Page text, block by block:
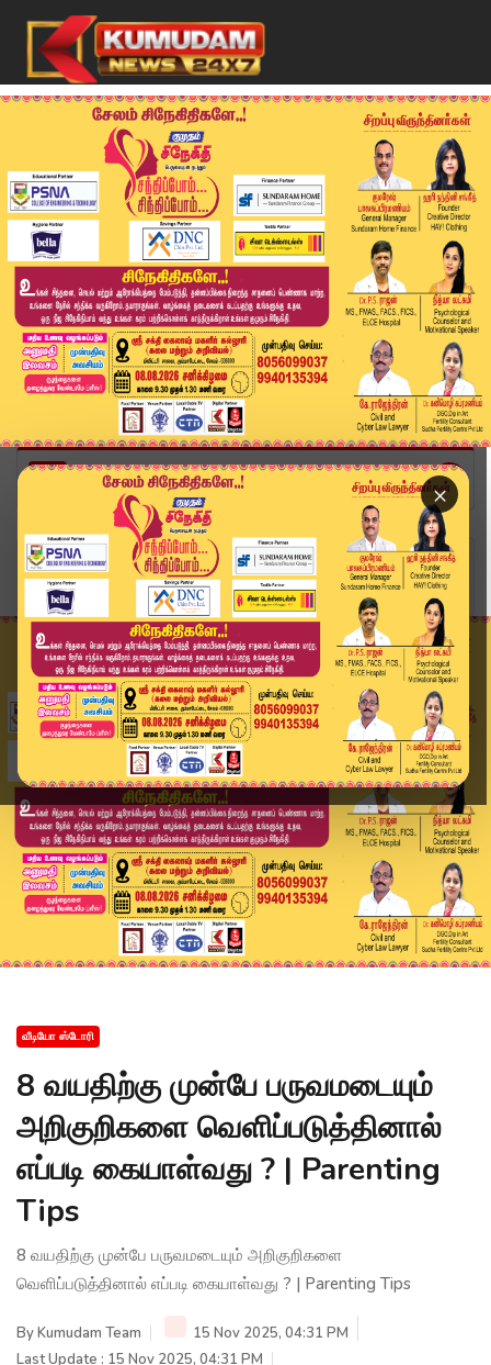
×
Home
வீடியோ ஸ்டோரி
8 வயதிற்கு முன்பே பருவமடையும் அறிகுறிகளை வெளிப்...
வீடியோ ஸ்டோரி
8 வயதிற்கு முன்பே பருவமடையும்
அறிகுறிகளை வெளிப்படுத்தினால்
எப்படி கையாள்வது ? | Parenting
Tips
8 வயதிற்கு முன்பே பருவமடையும் அறிகுறிகளை
வெளிப்படுத்தினால் எப்படி கையாள்வது ? | Parenting Tips
ByKumudam Team
15 Nov 2025, 04:31 PM
Last Update : 15 Nov 2025, 04:31 PM